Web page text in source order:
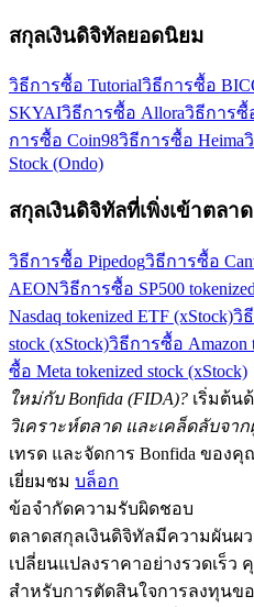
สกุลเงินดิจิทัลยอดนิยม
วิธีการซื้อ Tutorialวิธีการซื้อ
SKYAIวิธีการซื้อ Alloraวิธีการซื้
การซื้อ Coin98วิธีการซื้อ Heima
Stock (Ondo)
สกุลเงินดิจิทัลที่เพิ่งเข้าตลาด
วิธีการซื้อ Pipedogวิธีการซื้อ
AEONวิธีการซื้อ SP500
Nasdaq tokenized ETF (xStock)วิ
stock (xStock)วิธีการซื้อ Amazon
ซื้อ Meta tokenized stock (xStock)
ใหม่กับ Bonfida (FIDA)? เริ่มต้น
วิเคราะห์ตลาด และเคล็ดลับจา
เทรด และจัดการ Bonfida ของ
เยี่ยมชม บล็อก
ข้อจำกัดความรับผิดชอบ
ตลาดสกุลเงินดิจิทัลมีความผันผ
เปลี่ยนแปลงราคาอย่างรวดเร็ว
สำหรับการตัดสินใจการลงทุนข